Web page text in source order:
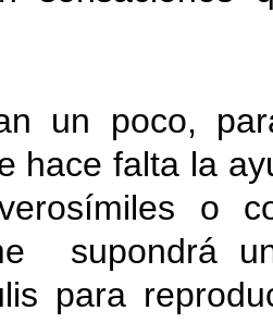
un poco,
hace falta la
o
supondrá
para